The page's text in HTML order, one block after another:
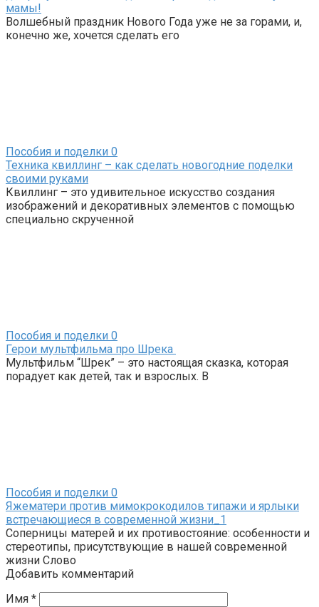
мамы!
Волшебный праздник Нового Года уже не за горами, и,
конечно же, хочется сделать его
Пособия и поделки 0
Техника квиллинг – как сделать новогодние поделки
своими руками
Квиллинг – это удивительное искусство создания
изображений и декоративных элементов с помощью
специально скрученной
Пособия и поделки 0
Герои мультфильма про Шрека
Мультфильм “Шрек” – это настоящая сказка, которая
порадует как детей, так и взрослых. В
Пособия и поделки 0
Яжематери против мимокрокодилов типажи и ярлыки
встречающиеся в современной жизни_1
Соперницы матерей и их противостояние: особенности и
стереотипы, присутствующие в нашей современной
жизни Слово
Добавить комментарий
Имя *